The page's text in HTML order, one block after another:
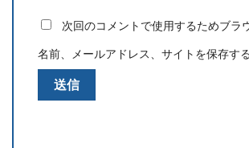
次回のコメントで使用するためブラ
名前、メールアドレス、サイトを保存する